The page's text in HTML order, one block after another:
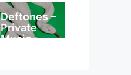
Deftones –
Private
Music